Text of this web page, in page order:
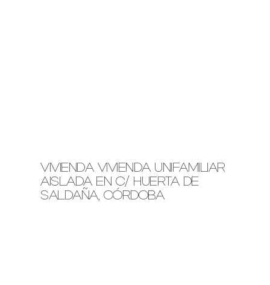
VIVIENDA VIVIENDA UNIFAMILIAR
AISLADA EN C/ HUERTA DE
SALDAÑA, CÓRDOBA